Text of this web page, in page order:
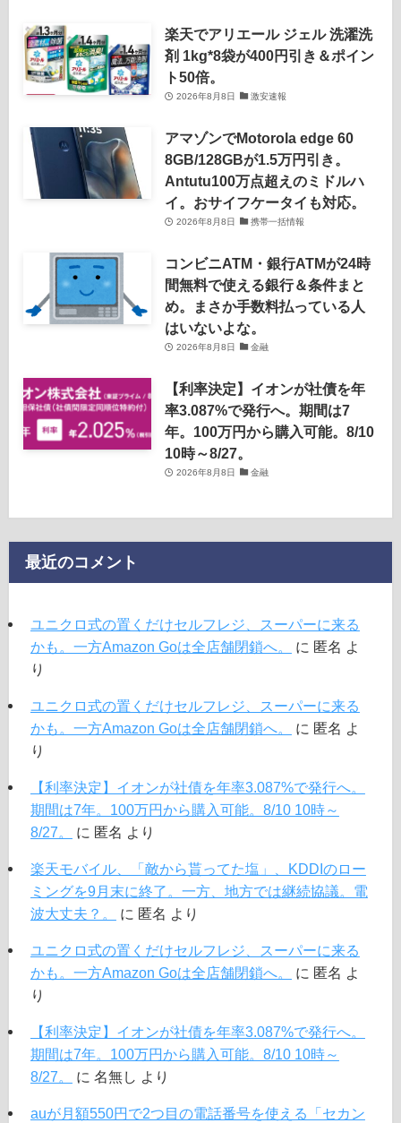
楽天でアリエール ジェル 洗濯洗
剤 1kg*8袋が400円引き＆ポイン
ト50倍。
2026年8月8日 激安速報
アマゾンでMotorola edge 60
8GB/128GBが1.5万円引き。
Antutu100万点超えのミドルハ
イ。おサイフケータイも対応。
2026年8月8日 携帯一括情報
コンビニATM・銀行ATMが24時
間無料で使える銀行＆条件まと
め。まさか手数料払っている人
はいないよな。
2026年8月8日 金融
【利率決定】イオンが社債を年
率3.087%で発行へ。期間は7
年。100万円から購入可能。8/10
10時～8/27。
2026年8月8日 金融
最近のコメント
ユニクロ式の置くだけセルフレジ、スーパーに来る
かも。一方Amazon Goは全店舗閉鎖へ。
に 匿名 よ
り
ユニクロ式の置くだけセルフレジ、スーパーに来る
かも。一方Amazon Goは全店舗閉鎖へ。
に 匿名 よ
り
【利率決定】イオンが社債を年率3.087%で発行へ。
期間は7年。100万円から購入可能。8/10 10時～
8/27。
に 匿名 より
楽天モバイル、「敵から貰ってた塩」、KDDIのロー
ミングを9月末に終了。一方、地方では継続協議。電
波大丈夫？。
に 匿名 より
ユニクロ式の置くだけセルフレジ、スーパーに来る
かも。一方Amazon Goは全店舗閉鎖へ。
に 匿名 よ
り
【利率決定】イオンが社債を年率3.087%で発行へ。
期間は7年。100万円から購入可能。8/10 10時～
8/27。
に 名無し より
auが月額550円で2つ目の電話番号を使える「セカン